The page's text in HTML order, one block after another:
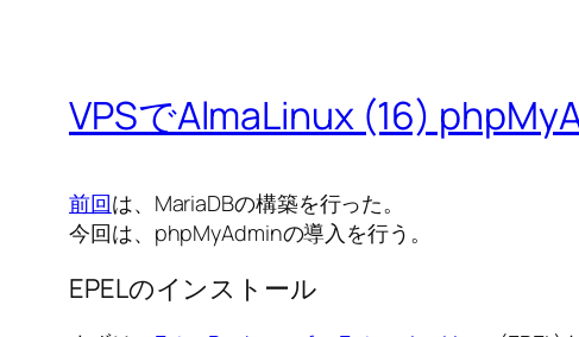
VPSでAlmaLinux (16)
前回は、MariaDBの構築を行った。
今回は、phpMyAdminの導入を行う。
EPELのインストール